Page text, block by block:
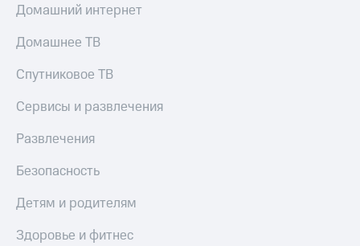
Домашний интернет
Домашнее ТВ
Спутниковое ТВ
Сервисы и развлечения
Развлечения
Безопасность
Детям и родителям
Здоровье и фитнес